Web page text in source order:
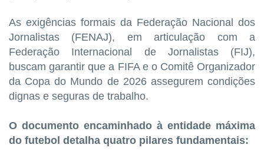
As exigências formais da Federação Nacional dos
Jornalistas (FENAJ), em articulação com a
Federação Internacional de Jornalistas (FIJ),
buscam garantir que a FIFA e o Comitê Organizador
da Copa do Mundo de 2026 assegurem condições
dignas e seguras de trabalho.
O documento encaminhado à entidade máxima
do futebol detalha quatro pilares fundamentais: